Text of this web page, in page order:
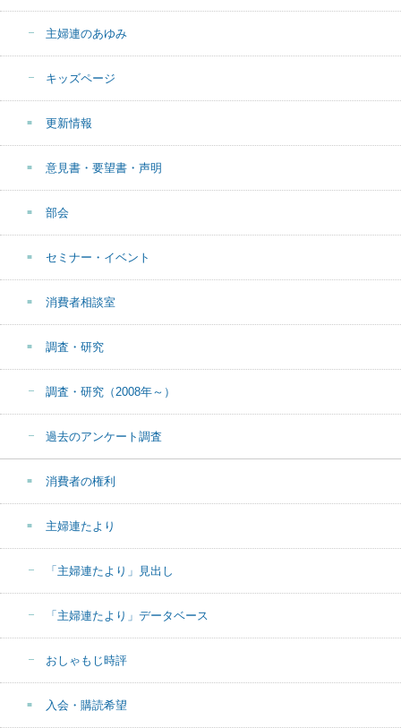
主婦連のあゆみ
キッズページ
更新情報
意見書・要望書・声明
部会
セミナー・イベント
消費者相談室
調査・研究
調査・研究（2008年～）
過去のアンケート調査
消費者の権利
主婦連たより
「主婦連たより」見出し
「主婦連たより」データベース
おしゃもじ時評
入会・購読希望